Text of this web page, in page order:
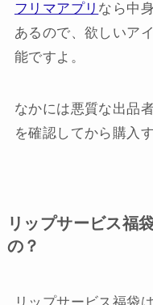
フリマアプリ なら中
あるので、欲しいア
能ですよ。
なかには悪質な出品
を確認してから購入
リップサービス福
の？